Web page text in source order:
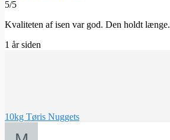
5/5
Kvaliteten af isen var god. Den holdt længe.
1 år siden
10kg Tøris Nuggets